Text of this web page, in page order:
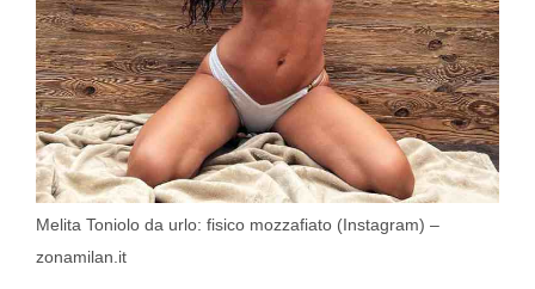
Melita Toniolo da urlo: fisico mozzafiato (Instagram) –
zonamilan.it